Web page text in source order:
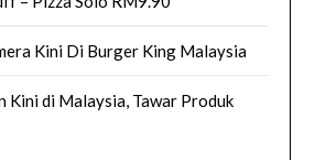
Kini Di Burger King Malaysia
Kini di Malaysia, Tawar Produk